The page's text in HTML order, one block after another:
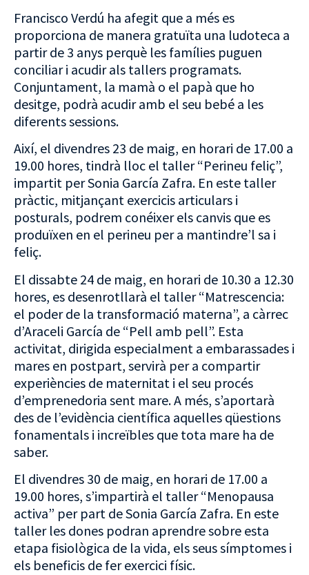
Francisco Verdú ha afegit que a més es
proporciona de manera gratuïta una ludoteca a
partir de 3 anys perquè les famílies puguen
conciliar i acudir als tallers programats.
Conjuntament, la mamà o el papà que ho
desitge, podrà acudir amb el seu bebé a les
diferents sessions.
Així, el divendres 23 de maig, en horari de 17.00 a
19.00 hores, tindrà lloc el taller “Perineu feliç”,
impartit per Sonia García Zafra. En este taller
pràctic, mitjançant exercicis articulars i
posturals, podrem conéixer els canvis que es
produïxen en el perineu per a mantindre’l sa i
feliç.
El dissabte 24 de maig, en horari de 10.30 a 12.30
hores, es desenrotllarà el taller “Matrescencia:
el poder de la transformació materna”, a càrrec
d’Araceli García de “Pell amb pell”. Esta
activitat, dirigida especialment a embarassades i
mares en postpart, servirà per a compartir
experiències de maternitat i el seu procés
d’emprenedoria sent mare. A més, s’aportarà
des de l’evidència científica aquelles qüestions
fonamentals i increïbles que tota mare ha de
saber.
El divendres 30 de maig, en horari de 17.00 a
19.00 hores, s’impartirà el taller “Menopausa
activa” per part de Sonia García Zafra. En este
taller les dones podran aprendre sobre esta
etapa fisiològica de la vida, els seus símptomes i
els beneficis de fer exercici físic.